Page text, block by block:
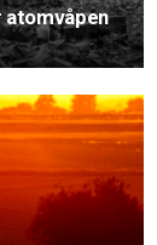
atomvåpen